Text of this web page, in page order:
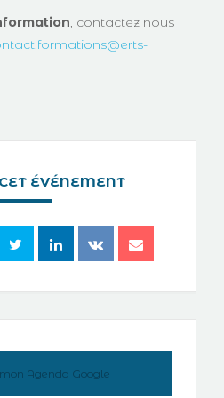
, contactez nous
ÉVÉNEMENT
Agenda Google